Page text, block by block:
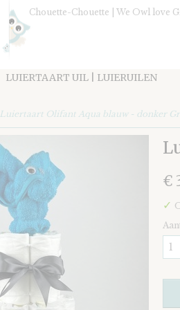
Chouette-Chouette | We Owl love
LUIERTAART UIL | LUIERUILEN
Luiertaart Olifant Aqua blauw - donker
€
✓